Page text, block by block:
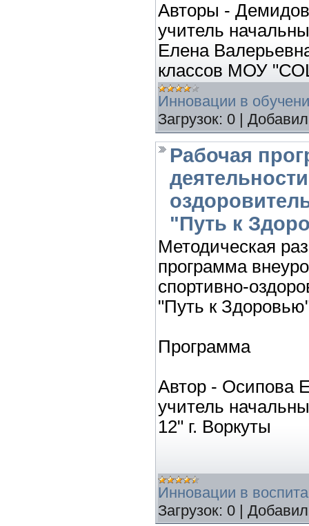
Авторы -
учитель
Елена
классов МОУ
Инновации в
Загрузок: 0
Рабочая
"Путь к
Методическая
программа
спортивно-
"Путь к
Программа
Автор - Осипова
учитель
12" г. Воркуты
Инновации в
Загрузок: 0 |